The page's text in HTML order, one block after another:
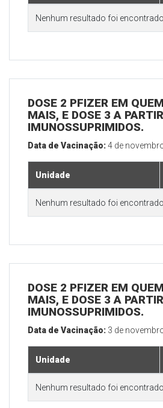
Nenhum resultado foi encontrado.
DOSE 2 PFIZER EM
MAIS, E DOSE 3 A
IMUNOSSUPRIMIDOS.
Data de Vacinação:4 de
Unidade
Nenhum resultado foi encontrado.
DOSE 2 PFIZER EM
MAIS, E DOSE 3 A
IMUNOSSUPRIMIDOS.
Data de Vacinação: 3 de
Unidade
Nenhum resultado foi encontrado.